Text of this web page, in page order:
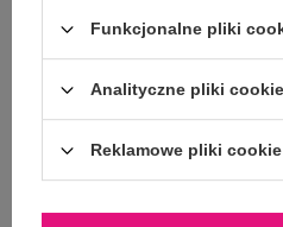
Wysyłkajutro
100 dni na zwrot
Funkcjonalne pliki
Analityczne pliki cookie
Reklamowe pliki cookie